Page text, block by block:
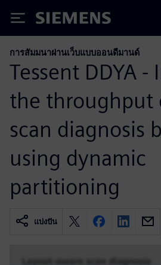
Siemens
การสัมมนาผ่านเว็บแบบออนดีมานด์
Tessent DDYA
the throughput
scan diagnosis
using dynamic
partitioning
แบ่งปัน